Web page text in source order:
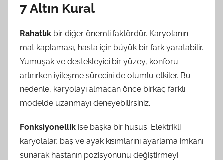
7 Altın Kural
Rahatlık bir diğer önemli faktördür. Karyolanın
mat kaplaması, hasta için büyük bir fark yaratabilir.
Yumuşak ve destekleyici bir yüzey, konforu
artırırken iyileşme sürecini de olumlu etkiler. Bu
nedenle, karyolayı almadan önce birkaç farklı
modelde uzanmayı deneyebilirsiniz.
Fonksiyonellik ise başka bir husus. Elektrikli
karyolalar, baş ve ayak kısımlarını ayarlama imkanı
sunarak hastanın pozisyonunu değiştirmeyi